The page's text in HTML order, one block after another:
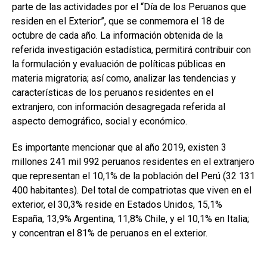
parte de las actividades por el “Día de los Peruanos que
residen en el Exterior”, que se conmemora el 18 de
octubre de cada año. La información obtenida de la
referida investigación estadística, permitirá contribuir con
la formulación y evaluación de políticas públicas en
materia migratoria; así como, analizar las tendencias y
características de los peruanos residentes en el
extranjero, con información desagregada referida al
aspecto demográfico, social y económico.
Es importante mencionar que al año 2019, existen 3
millones 241 mil 992 peruanos residentes en el extranjero
que representan el 10,1% de la población del Perú (32 131
400 habitantes). Del total de compatriotas que viven en el
exterior, el 30,3% reside en Estados Unidos, 15,1%
España, 13,9% Argentina, 11,8% Chile, y el 10,1% en Italia;
y concentran el 81% de peruanos en el exterior.